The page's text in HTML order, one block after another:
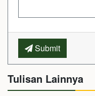
Submit
Tulisan Lainnya